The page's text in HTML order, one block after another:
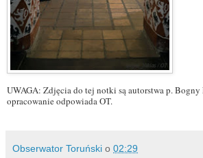
UWAGA: Zdjęcia do tej notki są autorstwa p. Bogny
opracowanie odpowiada OT.
Obserwator Toruński o 02:29